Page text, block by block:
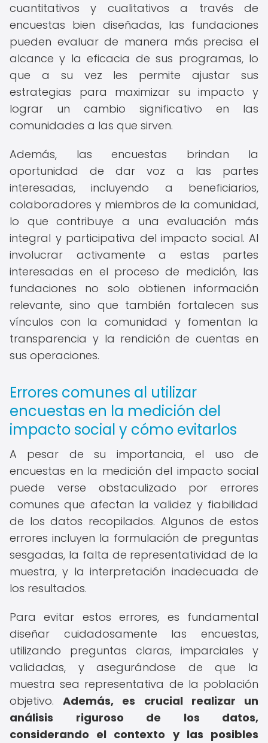
cuantitativos y cualitativos a través de
encuestas bien diseñadas, las fundaciones
pueden evaluar de manera más precisa el
alcance y la eficacia de sus programas, lo
que a su vez les permite ajustar sus
estrategias para maximizar su impacto y
lograr un cambio significativo en las
comunidades a las que sirven.
Además, las encuestas brindan la
oportunidad de dar voz a las partes
interesadas, incluyendo a beneficiarios,
colaboradores y miembros de la comunidad,
lo que contribuye a una evaluación más
integral y participativa del impacto social. Al
involucrar activamente a estas partes
interesadas en el proceso de medición, las
fundaciones no solo obtienen información
relevante, sino que también fortalecen sus
vínculos con la comunidad y fomentan la
transparencia y la rendición de cuentas en
sus operaciones.
Errores comunes al utilizar
encuestas en la medición del
impacto social y cómo evitarlos
A pesar de su importancia, el uso de
encuestas en la medición del impacto social
puede verse obstaculizado por errores
comunes que afectan la validez y fiabilidad
de los datos recopilados. Algunos de estos
errores incluyen la formulación de preguntas
sesgadas, la falta de representatividad de la
muestra, y la interpretación inadecuada de
los resultados.
Para evitar estos errores, es fundamental
diseñar cuidadosamente las encuestas,
utilizando preguntas claras, imparciales y
validadas, y asegurándose de que la
muestra sea representativa de la población
objetivo.Además, es crucial realizar un
análisis riguroso de los datos,
considerando el contexto y las posibles